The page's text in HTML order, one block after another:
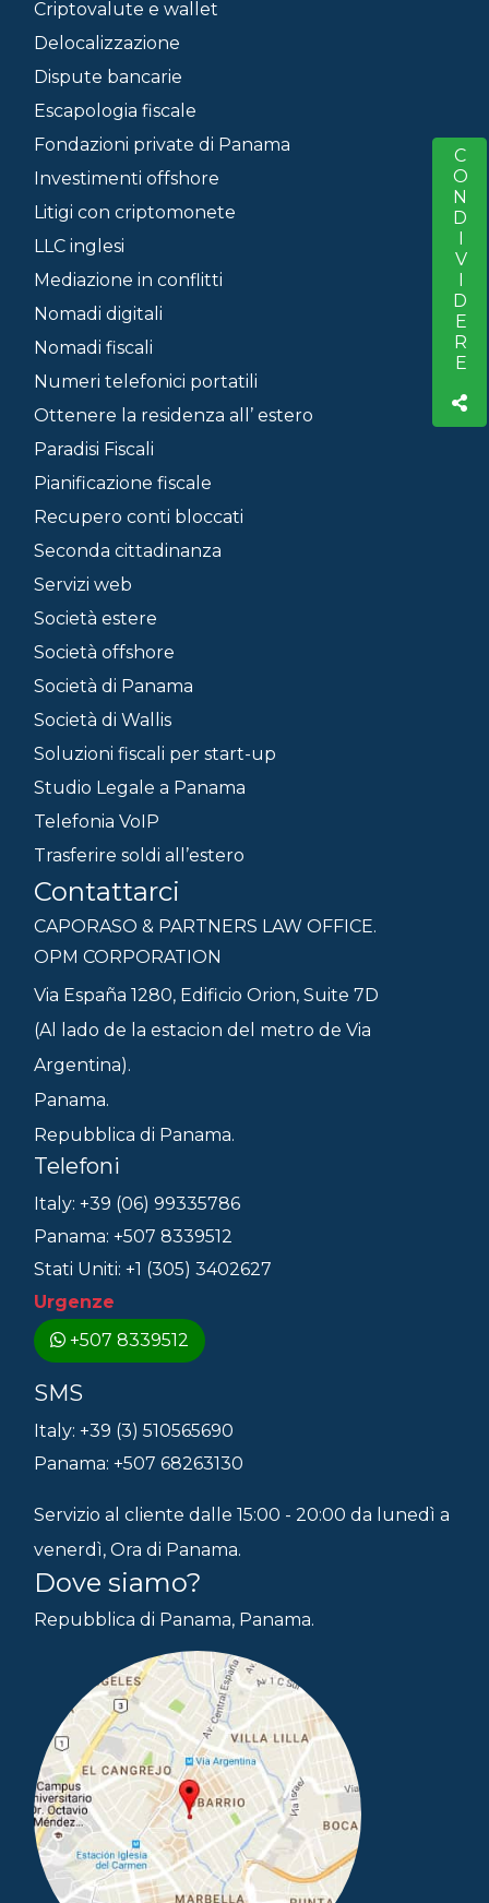
CONDIVIDERE
Criptovalute e wallet
Delocalizzazione
Dispute bancarie
Escapologia fiscale
Fondazioni private di Panama
Investimenti offshore
Litigi con criptomonete
LLC inglesi
Mediazione in conflitti
Nomadi digitali
Nomadi fiscali
Numeri telefonici portatili
Ottenere la residenza all’ estero
Paradisi Fiscali
Pianificazione fiscale
Recupero conti bloccati
Seconda cittadinanza
Servizi web
Società estere
Società offshore
Società di Panama
Società di Wallis
Soluzioni fiscali per start-up
Studio Legale a Panama
Telefonia VoIP
Trasferire soldi all’estero
Contattarci
CAPORASO & PARTNERS LAW OFFICE.
OPM CORPORATION
Via España 1280, Edificio Orion, Suite 7D
(Al lado de la estacion del metro de Via
Argentina).
Panama.
Repubblica di Panama.
Telefoni
Italy: +39 (06) 99335786
Panama: +507 8339512
Stati Uniti: +1 (305) 3402627
Urgenze
+507 8339512
SMS
Italy: +39 (3) 510565690
Panama: +507 68263130
Servizio al cliente dalle 15:00 - 20:00 da lunedì a
venerdì, Ora di Panama.
Dove siamo?
Repubblica di Panama, Panama.